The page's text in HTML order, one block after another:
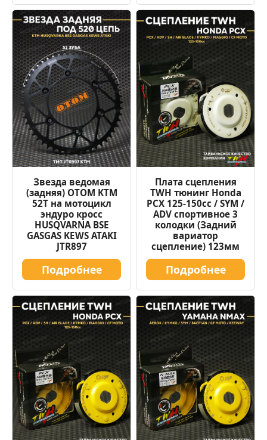
Звезда ведомая
(задняя) OTOM KTM
52Т на мотоцикл
эндуро кросс
HUSQVARNA BSE
GASGAS KEWS ATAKI
JTR897
Подробнее
Плата сцепления
TWH тюнинг Honda
PCX 125-150cc / SYM /
ADV спортивное 3
колодки (Задний
вариатор
сцепление) 123мм
Подробнее